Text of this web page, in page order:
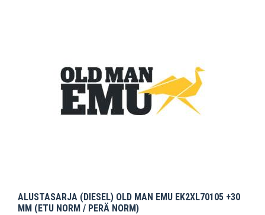
ALUSTASARJA (DIESEL) OLD MAN EMU EK2XL70105 +30
MM (ETU NORM / PERÄ NORM)